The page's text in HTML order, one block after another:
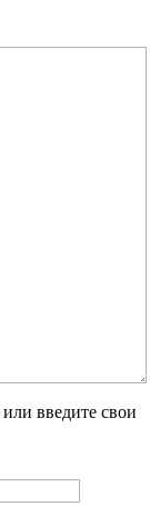
или введите свои